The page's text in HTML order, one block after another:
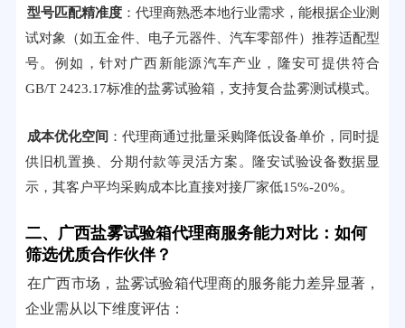
型号匹配精准度：代理商熟悉本地行业需求，能根据企业测
试对象（如五金件、电子元器件、汽车零部件）推荐适配型
号。例如，针对广西新能源汽车产业，隆安可提供符合
GB/T 2423.17标准的盐雾试验箱，支持复合盐雾测试模式。
成本优化空间 ：代理商通过批量采购降低设备单价，同时提
供旧机置换、分期付款等灵活方案。隆安试验设备数据显
示，其客户平均采购成本比直接对接厂家低15%-20%。
二、广西盐雾试验箱代理商服务能力对比：如何
筛选优质合作伙伴？
在广西市场，盐雾试验箱代理商的服务能力差异显著，
企业需从以下维度评估：